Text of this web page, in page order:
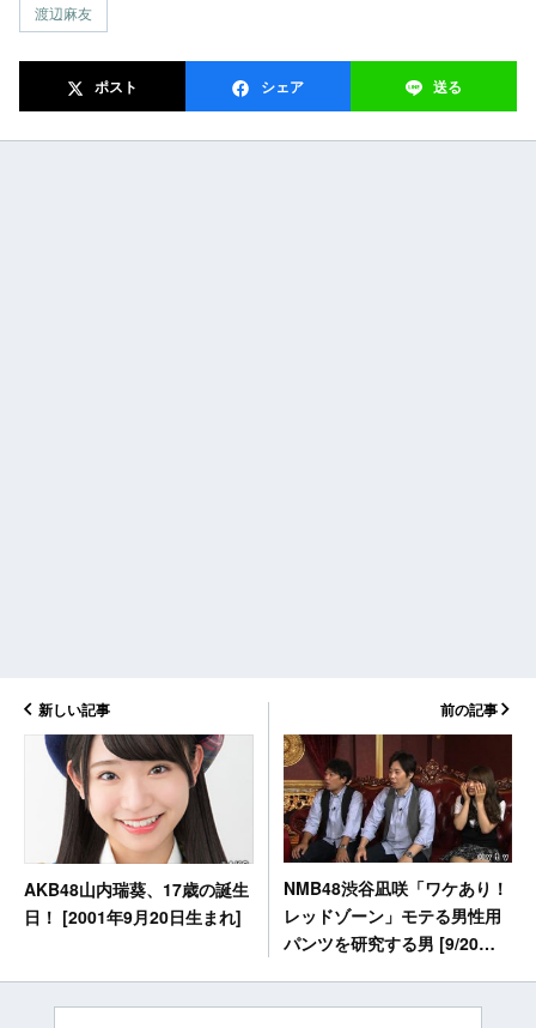
渡辺麻友
ポスト シェア 送る
新しい記事
AKB48山内瑞葵、17歳の誕生
日！ [2001年9月20日生まれ]
前の記事
NMB48渋谷凪咲「ワケあり！
レッドゾーン」モテる男性用
パンツを研究する男 [9/20